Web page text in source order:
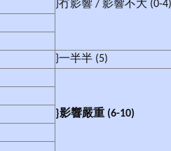
}冇影響 / 影響不大 (0-4)
}一半半 (5)
}影響嚴重 (6-10)